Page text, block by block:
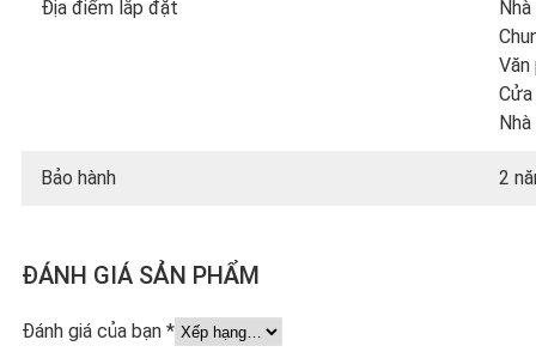
Địa điểm lắp đặt
Nhà
Văn
Cửa
Bảo hành 2
ĐÁNH GIÁ SẢN PHẨM
Đánh giá của bạn *